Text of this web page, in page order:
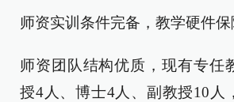
师资实训条件完备，教学硬件保
师资团队结构优质，现有专任
授4人、博士4人、副教授10人